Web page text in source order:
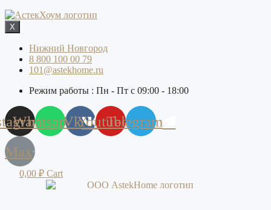
X
Нижний Новгород
8 800 100 00 79
101@astekhome.ru
Режим работы : Пн - Пт с 09:00 - 18:00
Whatsapp
VkYoutubeTelegram
Max
0,00 ₽ Cart